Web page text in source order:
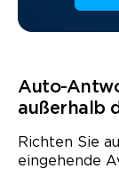
Auto-
außerhalb
Richten Sie
eingehende